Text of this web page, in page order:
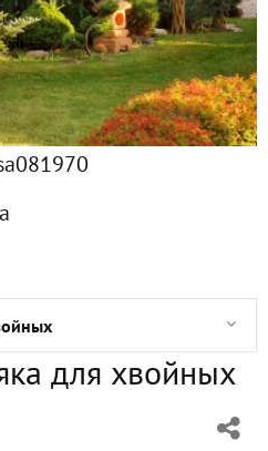
хвойных в период вегетации
сад своими руками
корзины, за конкурс дачных
мечты детей
переделанная из тряпичного
для хвойных